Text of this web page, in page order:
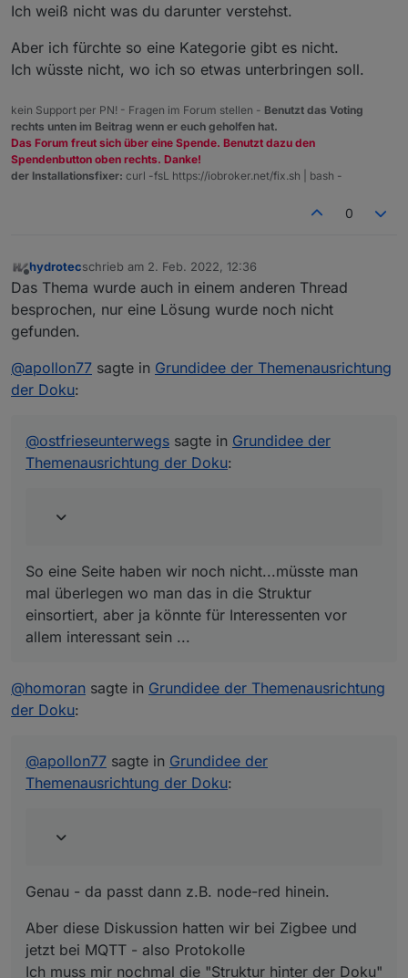
Dokumentation ist sinvoll, und eigentlich auch so
Ich weiß nicht was du darunter verstehst.
Aber ich fürchte so eine Kategorie gibt es nicht.
Ich wüsste nicht, wo ich so etwas unterbringen soll.
kein Support per PN! - Fragen im Forum stellen - Benutzt das Voting
rechts unten im Beitrag wenn er euch geholfen hat.
Das Forum freut sich über eine Spende. Benutzt dazu den
Spendenbutton oben rechts. Danke!
der Installationsfixer: curl -fsL https://iobroker.net/fix.sh | bash -
0
Offline
hydrotecschrieb am 2. Feb. 2022, 12:36
zuletzt editiert von
Das Thema wurde auch in einem anderen Thread
besprochen, nur eine Lösung wurde noch nicht
gefunden.
@apollon77 sagte in Grundidee der Themenausrichtung
der Doku:
@ostfrieseunterwegs sagte in Grundidee der
Themenausrichtung der Doku:
So eine Seite haben wir noch nicht...müsste man
mal überlegen wo man das in die Struktur
einsortiert, aber ja könnte für Interessenten vor
allem interessant sein ...
@homoran sagte in Grundidee der Themenausrichtung
der Doku:
@apollon77 sagte in Grundidee der
Themenausrichtung der Doku:
Genau - da passt dann z.B. node-red hinein.
Aber diese Diskussion hatten wir bei Zigbee und
jetzt bei MQTT - also Protokolle
Ich muss mir nochmal die "Struktur hinter der Doku"